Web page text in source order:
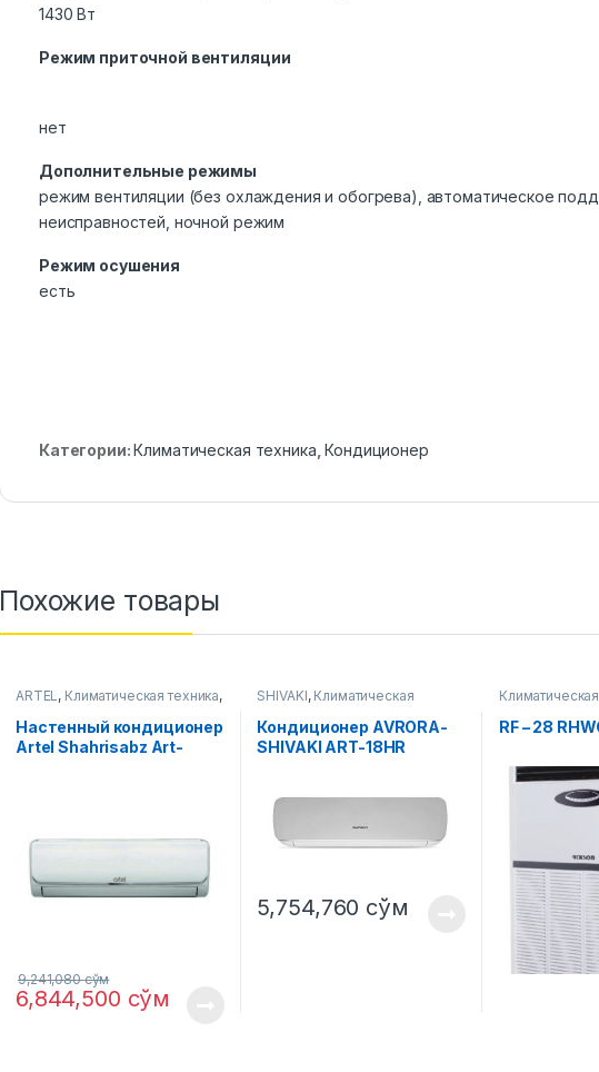
1430 Вт
Режим приточной вентиляции
нет
Дополнительные режимы
режим вентиляции (без охлаждения и обогрева), автоматическое
неисправностей, ночной режим
Режим осушения
есть
Категории:Климатическая техника ,Кондиционер
Похожие товары
ARTEL, Климатическая техника,
Настенный кондиционер
Artel Shahrisabz Art-
6,844,500 сўм
9,241,080сўм
SHIVAKI, Климатическая
Кондиционер AVRORA-
SHIVAKI ART-18HR
5,754,760 сўм
RF – 28